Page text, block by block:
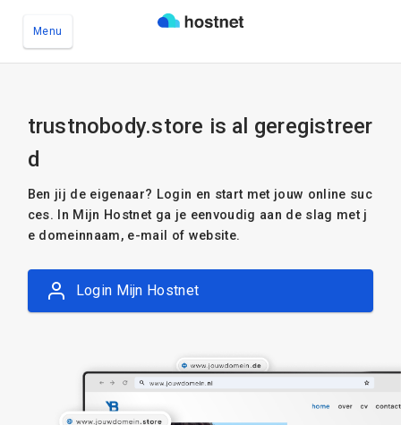
Menu
trustnobody.store is al geregistreer
d
Ben jij de eigenaar? Login en start met jouw online suc
ces. In Mijn Hostnet ga je eenvoudig aan de slag met j
e domeinnaam, e-mail of website.
Login Mijn Hostnet